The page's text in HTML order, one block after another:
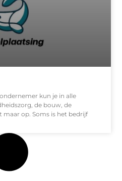
kun je in alle
de bouw, de
op. Soms is het bedrijf